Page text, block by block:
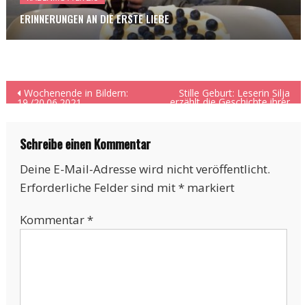
ERINNERUNGEN AN DIE ERSTE LIEBE
Beitragsnavigation
Wochenende in Bildern:
19./20.06.2021
Stille Geburt: Leserin Silja
erzählt die Geschichte ihrer
Schreibe einen Kommentar
Deine E-Mail-Adresse wird nicht veröffentlicht.
Erforderliche Felder sind mit*markiert
Kommentar*